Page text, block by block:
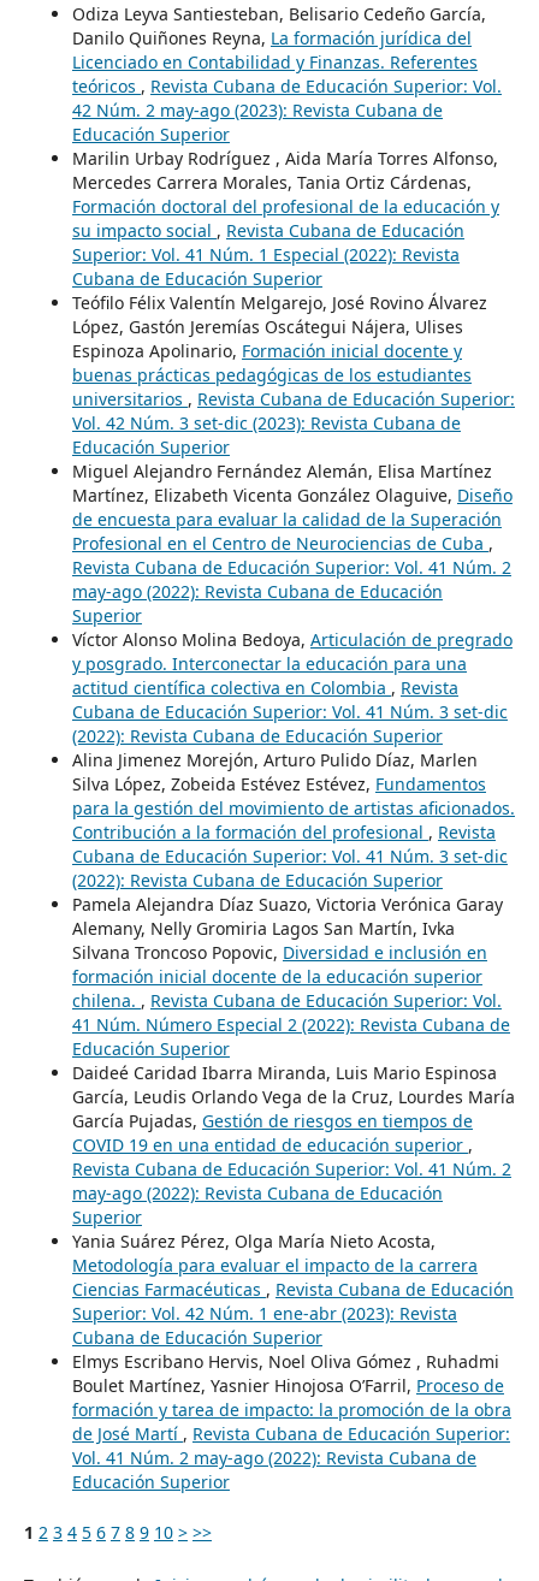
Odiza Leyva Santiesteban, Belisario Cedeño García,
Danilo Quiñones Reyna, La formación jurídica del
Licenciado en Contabilidad y Finanzas. Referentes
teóricos , Revista Cubana de Educación Superior: Vol.
42 Núm. 2 may-ago (2023): Revista Cubana de
Educación Superior
Marilin Urbay Rodríguez , Aida María Torres Alfonso,
Mercedes Carrera Morales, Tania Ortiz Cárdenas,
Formación doctoral del profesional de la educación y
su impacto social , Revista Cubana de Educación
Superior: Vol. 41 Núm. 1 Especial (2022): Revista
Cubana de Educación Superior
Teófilo Félix Valentín Melgarejo, José Rovino Álvarez
López, Gastón Jeremías Oscátegui Nájera, Ulises
Espinoza Apolinario, Formación inicial docente y
buenas prácticas pedagógicas de los estudiantes
universitarios , Revista Cubana de Educación Superior:
Vol. 42 Núm. 3 set-dic (2023): Revista Cubana de
Educación Superior
Miguel Alejandro Fernández Alemán, Elisa Martínez
Martínez, Elizabeth Vicenta González Olaguive, Diseño
de encuesta para evaluar la calidad de la Superación
Profesional en el Centro de Neurociencias de Cuba ,
Revista Cubana de Educación Superior: Vol. 41 Núm. 2
may-ago (2022): Revista Cubana de Educación
Superior
Víctor Alonso Molina Bedoya, Articulación de pregrado
y posgrado. Interconectar la educación para una
actitud científica colectiva en Colombia , Revista
Cubana de Educación Superior: Vol. 41 Núm. 3 set-dic
(2022): Revista Cubana de Educación Superior
Alina Jimenez Morejón, Arturo Pulido Díaz, Marlen
Silva López, Zobeida Estévez Estévez, Fundamentos
para la gestión del movimiento de artistas aficionados.
Contribución a la formación del profesional , Revista
Cubana de Educación Superior: Vol. 41 Núm. 3 set-dic
(2022): Revista Cubana de Educación Superior
Pamela Alejandra Díaz Suazo, Victoria Verónica Garay
Alemany, Nelly Gromiria Lagos San Martín, Ivka
Silvana Troncoso Popovic, Diversidad e inclusión en
formación inicial docente de la educación superior
chilena. , Revista Cubana de Educación Superior: Vol.
41 Núm. Número Especial 2 (2022): Revista Cubana de
Educación Superior
Daideé Caridad Ibarra Miranda, Luis Mario Espinosa
García, Leudis Orlando Vega de la Cruz, Lourdes María
García Pujadas, Gestión de riesgos en tiempos de
COVID 19 en una entidad de educación superior ,
Revista Cubana de Educación Superior: Vol. 41 Núm. 2
may-ago (2022): Revista Cubana de Educación
Superior
Yania Suárez Pérez, Olga María Nieto Acosta,
Metodología para evaluar el impacto de la carrera
Ciencias Farmacéuticas , Revista Cubana de Educación
Superior: Vol. 42 Núm. 1 ene-abr (2023): Revista
Cubana de Educación Superior
Elmys Escribano Hervis, Noel Oliva Gómez , Ruhadmi
Boulet Martínez, Yasnier Hinojosa O’Farril, Proceso de
formación y tarea de impacto: la promoción de la obra
de José Martí , Revista Cubana de Educación Superior:
Vol. 41 Núm. 2 may-ago (2022): Revista Cubana de
Educación Superior
1 2 3 4 5 6 7 8 9 10 > >>